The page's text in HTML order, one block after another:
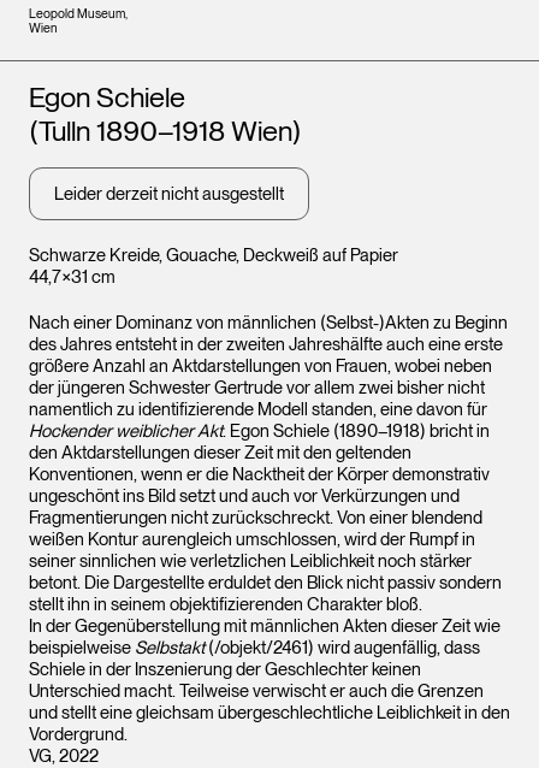
Leopold Museum,
Wien
Schwarze Kreide, Gouache, Deckweiß auf Papier
44,7×31 cm
Künstler*innen
Egon Schiele
(Tulln 1890–1918 Wien)
Leider derzeit nicht ausgestellt
Nach einer Dominanz von männlichen (Selbst-)Akten zu Beginn
des Jahres entsteht in der zweiten Jahreshälfte auch eine erste
größere Anzahl an Aktdarstellungen von Frauen, wobei neben
der jüngeren Schwester Gertrude vor allem zwei bisher nicht
namentlich zu identifizierende Modell standen, eine davon für
Hockender weiblicher Akt. Egon Schiele (1890–1918) bricht in
den Aktdarstellungen dieser Zeit mit den geltenden
Konventionen, wenn er die Nacktheit der Körper demonstrativ
ungeschönt ins Bild setzt und auch vor Verkürzungen und
Fragmentierungen nicht zurückschreckt. Von einer blendend
weißen Kontur aurengleich umschlossen, wird der Rumpf in
seiner sinnlichen wie verletzlichen Leiblichkeit noch stärker
betont. Die Dargestellte erduldet den Blick nicht passiv sondern
stellt ihn in seinem objektifizierenden Charakter bloß.
In der Gegenüberstellung mit männlichen Akten dieser Zeit wie
beispielweise Selbstakt(/objekt/2461) wird augenfällig, dass
Schiele in der Inszenierung der Geschlechter keinen
Unterschied macht. Teilweise verwischt er auch die Grenzen
und stellt eine gleichsam übergeschlechtliche Leiblichkeit in den
Vordergrund.
VG, 2022